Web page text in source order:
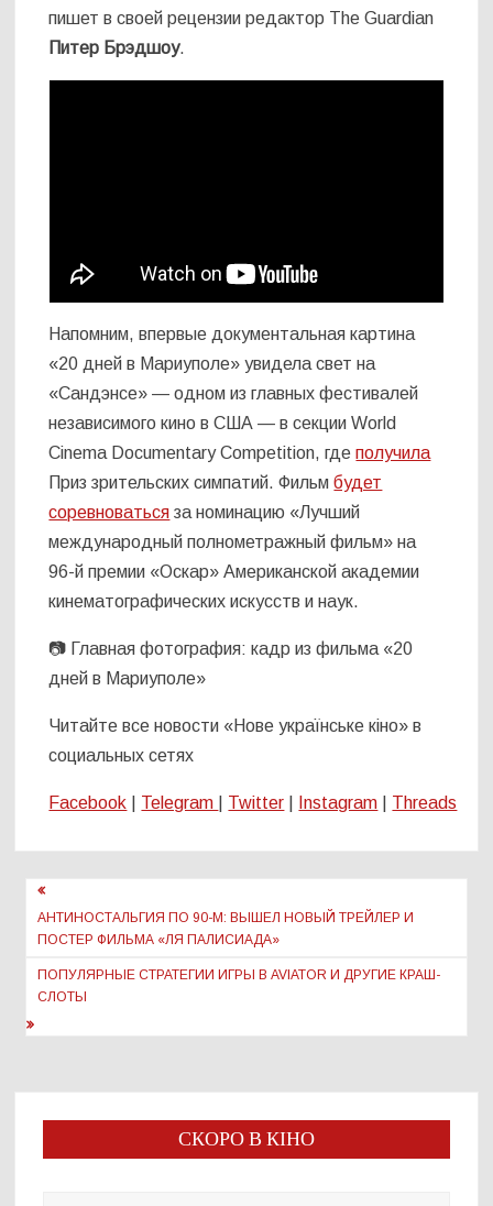
пишет в своей рецензии редактор The Guardian
Питер Брэдшоу.
Напомним, впервые документальная картина
«20 дней в Мариуполе» увидела свет на
«Сандэнсе» — одном из главных фестивалей
независимого кино в США — в секции World
Cinema Documentary Competition, гдеполучила
Приз зрительских симпатий. Фильмбудет
соревноваться за номинацию «Лучший
международный полнометражный фильм» на
96-й премии «Оскар» Американской академии
кинематографических искусств и наук.
📷 Главная фотография: кадр из фильма «20
дней в Мариуполе»
Читайте все новости «Нове українське кіно» в
социальных сетях
Facebook Telegram Twitter Instagram Threads
Навигация
по
записям
АНТИНОСТАЛЬГИЯ ПО 90-М: ВЫШЕЛ НОВЫЙ ТРЕЙЛЕР И
ПОСТЕР ФИЛЬМА «ЛЯ ПАЛИСИАДА»
ПОПУЛЯРНЫЕ СТРАТЕГИИ ИГРЫ В AVIATOR И ДРУГИЕ КРАШ-
СЛОТЫ
СКОРО В КІНО